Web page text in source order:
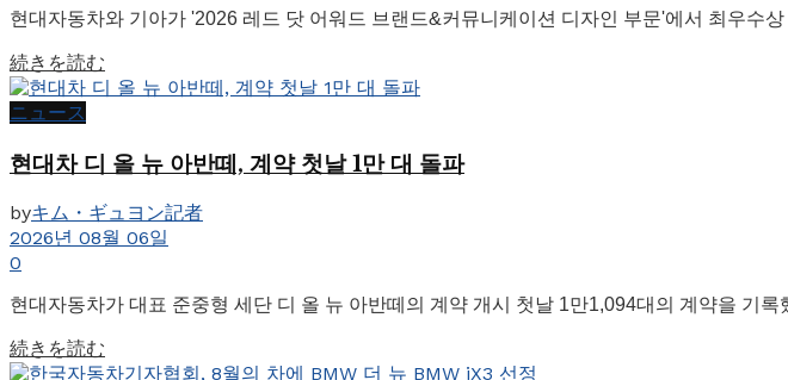
현대자동차와 기아가 '2026 레드 닷 어워드 브랜드&커뮤니케이션 디자인 부문'에서 최우수
続きを読む
ニュース
현대차 디 올 뉴 아반떼, 계약 첫날 1만 대 돌파
byキム・ギュヨン記者
2026년 08월 06일
0
현대자동차가 대표 준중형 세단 디 올 뉴 아반떼의 계약 개시 첫날 1만1,094대의 계약을 기
続きを読む